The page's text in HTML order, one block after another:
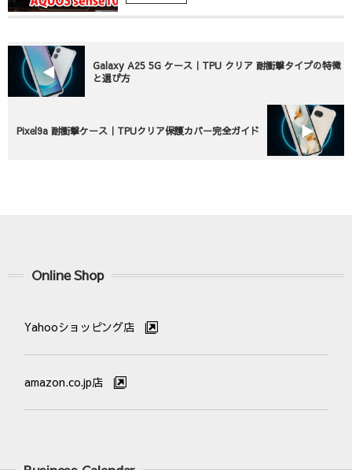
Galaxy A25 5G ケース｜TPU クリア 耐衝撃タイプの特徴
と選び方
Pixel9a 耐衝撃ケース｜TPUクリア保護カバー完全ガイド
Online Shop
Yahooショッピング店
amazon.co.jp店